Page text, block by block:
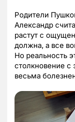
Родители
Александр
растут с
должна, а все
Но реальность
столкновение с
весьма